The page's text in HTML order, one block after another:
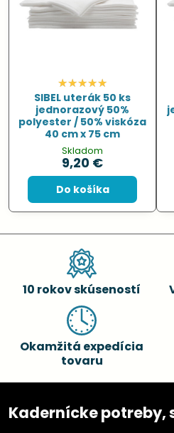
SIBEL uterák 50 ks
jednorazový 50%
polyester / 50% viskóza
40 cm x 75 cm
Skladom
9,20 €
Do košíka
10 rokov skúseností
Okamžitá expedícia
tovaru
Kadernícke potreby,